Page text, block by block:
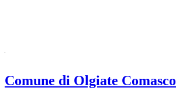
Comune di Olgiate Comasco